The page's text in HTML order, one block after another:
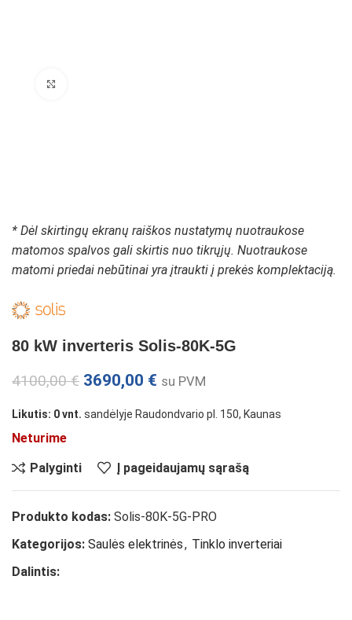
* Dėl skirtingų ekranų raiškos nustatymų nuotraukose
matomos spalvos gali skirtis nuo tikrųjų. Nuotraukose
matomi priedai nebūtinai yra įtraukti į prekės komplektaciją.
80 kW inverteris Solis-80K-5G
4100,00€ 3690,00 € su PVM
Likutis: 0 vnt. sandėlyje Raudondvario pl. 150, Kaunas
Neturime
Palyginti
Į pageidaujamų sąrašą
Produkto kodas: Solis-80K-5G-PRO
Kategorijos: Saulės elektrinės, Tinklo inverteriai
Dalintis: